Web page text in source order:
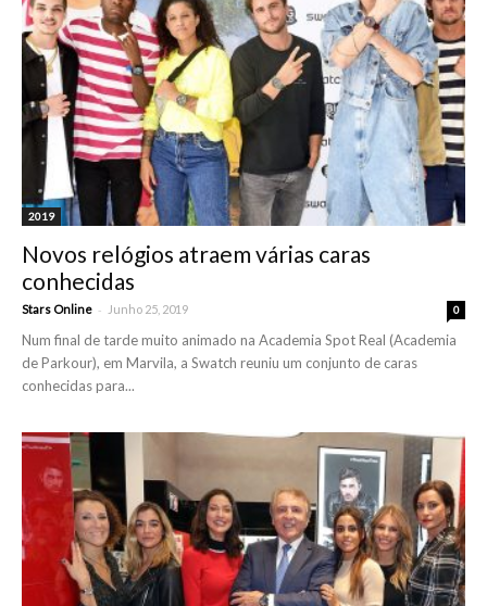
2019
Novos relógios atraem várias caras
conhecidas
Stars Online - Junho 25, 2019 0
Num final de tarde muito animado na Academia Spot Real (Academia
de Parkour), em Marvila, a Swatch reuniu um conjunto de caras
conhecidas para...